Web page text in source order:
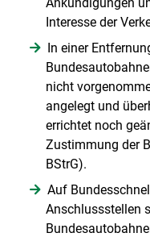
Interesse der
In einer
nicht
angelegt und
errichtet noch
Zustimmung der
BStrG).
Auf
Anschlussstellen